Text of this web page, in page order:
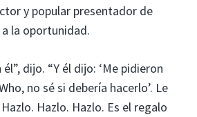
y popular presentador de
la oportunidad.
dijo. “Y él dijo: ‘Me pidieron
no sé si debería hacerlo’. Le
Hazlo. Hazlo. Hazlo. Es el regalo